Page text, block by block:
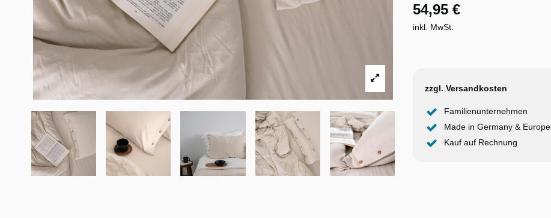
54,95 €
inkl. MwSt.
zzgl. Versandkosten
Familienunternehmen
Made in Germany & Europe
Kauf auf Rechnung